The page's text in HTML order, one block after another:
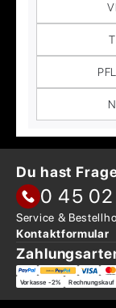
Du hast
0 45
Service &
Kontaktformular
Vorkasse -2% Rechnungskauf